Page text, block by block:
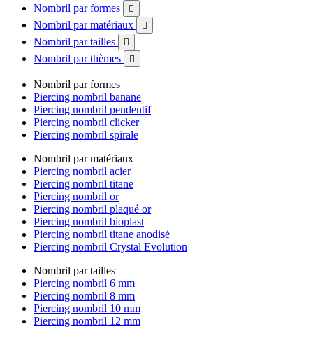
Nombril par formes

Nombril par matériaux 
Nombril par tailles 
Nombril par thèmes 
Nombril par formes
Piercing nombril banane
Piercing nombril pendentif
Piercing nombril clicker
Piercing nombril spirale
Nombril par matériaux
Piercing nombril acier
Piercing nombril titane
Piercing nombril or
Piercing nombril plaqué or
Piercing nombril bioplast
Piercing nombril titane anodisé
Piercing nombril Crystal Evolution
Nombril par tailles
Piercing nombril 6 mm
Piercing nombril 8 mm
Piercing nombril 10 mm
Piercing nombril 12 mm